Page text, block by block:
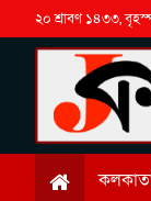
২০ শ্রাবণ ১৪৩৩,